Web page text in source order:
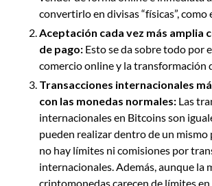
convertirlo en divisas “físicas”, como
Aceptación cada vez más amplia
de pago: Esto se da sobre todo por
comercio online y la transformación
Transacciones internacionales
con las monedas normales: Las
internacionales en Bitcoins son
pueden realizar dentro de un mismo
no hay límites ni comisiones por
internacionales. Además, aunque la
criptomonedas carecen de límites